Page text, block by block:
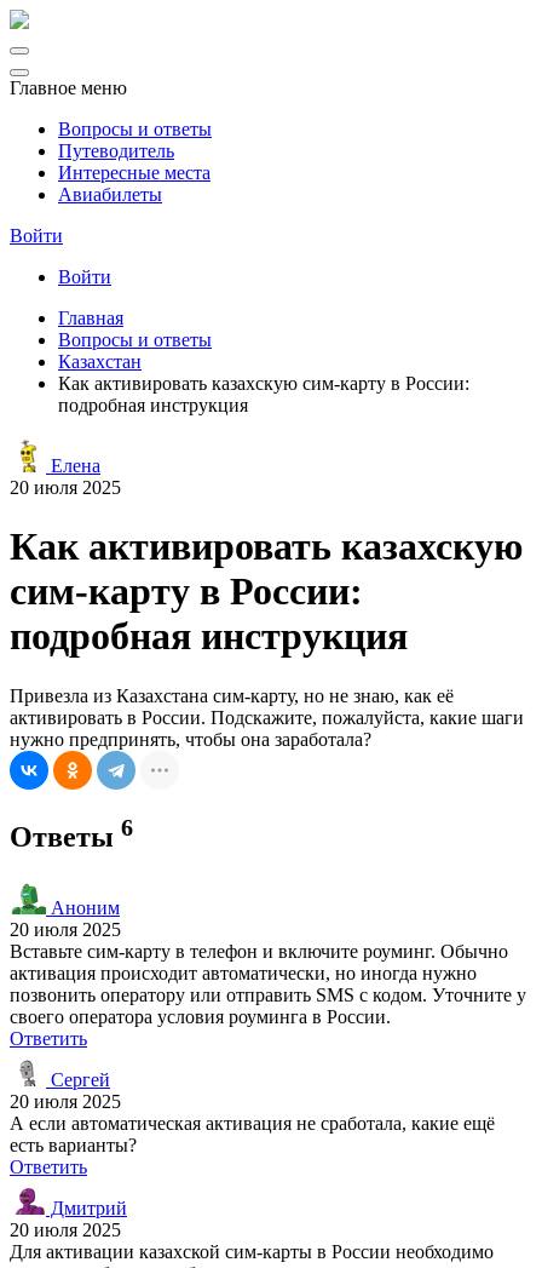
Главное меню
Вопросы и ответы
Путеводитель
Интересные места
Авиабилеты
Войти
Войти
Главная
Вопросы и ответы
Казахстан
Как активировать казахскую сим-карту в России:
подробная инструкция
Елена
20 июля 2025
Как активировать казахскую
сим-карту в России:
подробная инструкция
Привезла из Казахстана сим-карту, но не знаю, как её
активировать в России. Подскажите, пожалуйста, какие шаги
нужно предпринять, чтобы она заработала?
Ответы 6
Аноним
20 июля 2025
Вставьте сим-карту в телефон и включите роуминг. Обычно
активация происходит автоматически, но иногда нужно
позвонить оператору или отправить SMS с кодом. Уточните у
своего оператора условия роуминга в России.
Ответить
Сергей
20 июля 2025
А если автоматическая активация не сработала, какие ещё
есть варианты?
Ответить
Дмитрий
20 июля 2025
Для активации казахской сим-карты в России необходимо